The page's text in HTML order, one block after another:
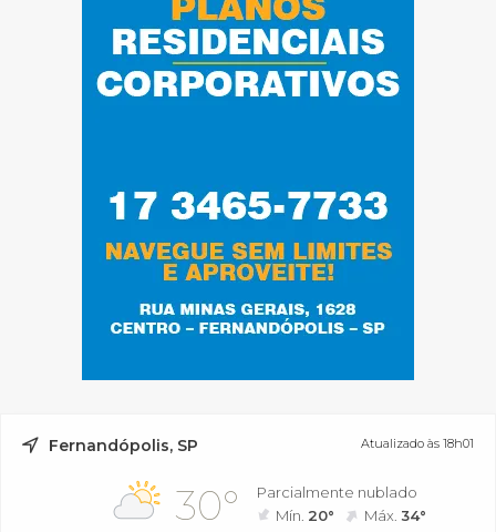
Fernandópolis, SP Atualizado às 18h01
30°
Parcialmente nublado
Mín. 20° Máx.34°